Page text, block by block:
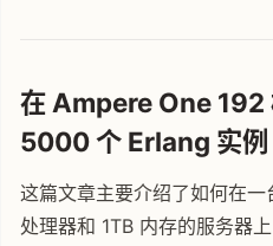
在 Ampere One 192
5000 个 Erlang 实例
这篇文章主要介绍了如何在
处理器和 1TB 内存的服务器